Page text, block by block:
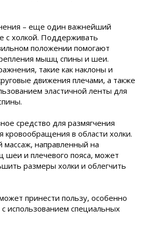
– еще один важнейший
с холкой. Поддерживать
положении помогают
мышц спины и шеи.
такие как наклоны и
движения плечами, а также
эластичной ленты для
средство для размягчения
кровообращения в области холки.
направленный на
шеи и плечевого пояса, может
размеры холки и облегчить
принести пользу, особенно
с использованием специальных